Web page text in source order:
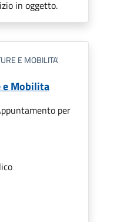
in oggetto.
E MOBILITA'
Mobilita
per